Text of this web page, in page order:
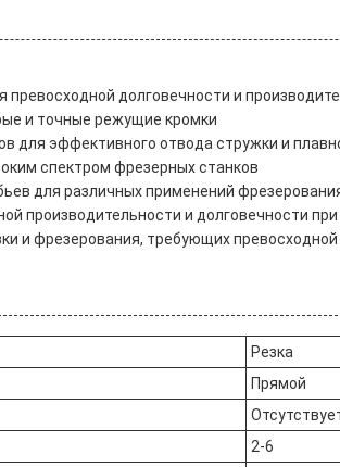
долговечности и
и точные режущие кромки
для эффективного отвода стружки и
спектром фрезерных станков
для различных применений
производительности и долговечности
и фрезерования, требующих
Резка
Прямой
2-6